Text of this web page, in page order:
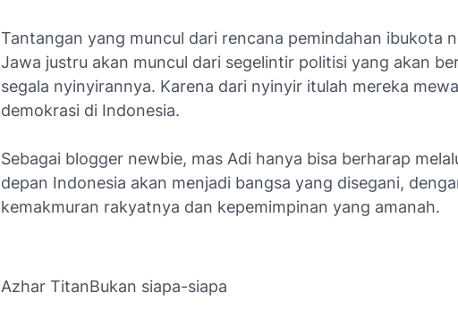
Tantangan yang muncul dari rencana pemindahan ibukota
Jawa justru akan muncul dari segelintir politisi yang akan
segala nyinyirannya. Karena dari nyinyir itulah mereka
demokrasi di Indonesia.
Sebagai blogger newbie, mas Adi hanya bisa berharap
depan Indonesia akan menjadi bangsa yang disegani,
kemakmuran rakyatnya dan kepemimpinan yang amanah.
Azhar TitanBukan siapa-siapa